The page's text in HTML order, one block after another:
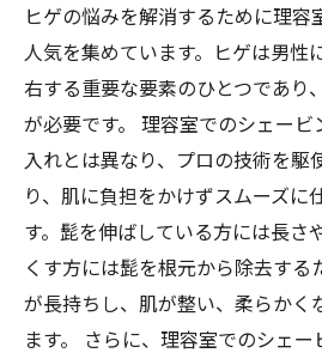
ヒゲの悩みを解消するために理容
人気を集めています。ヒゲは男性
右する重要な要素のひとつであり
が必要です。 理容室でのシェー
入れとは異なり、プロの技術を駆
り、肌に負担をかけずスムーズに
す。髭を伸ばしている方には長さ
くす方には髭を根元から除去する
が長持ちし、肌が整い、柔らかく
ます。 さらに、理容室でのシェ